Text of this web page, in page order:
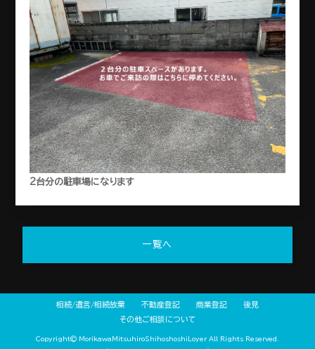
2台分の駐車場になります
一覧へ
相続/遺言/相続放棄 不動産登記 商業登記
後見
その他ご相談について
Copyright© MorikawaMitsuhiroShihoshoshiLoyerAll Rights Reserved.